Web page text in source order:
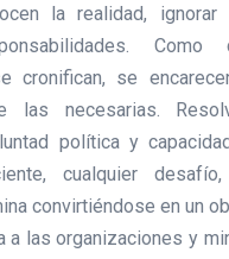
la realidad,
Como
cronifican, se
las necesarias.
política y
cualquier
convirtiéndose en un
a las organizaciones y